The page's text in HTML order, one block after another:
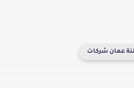
عمان شركات